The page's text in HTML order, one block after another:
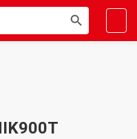
SEARCH
BUTTON